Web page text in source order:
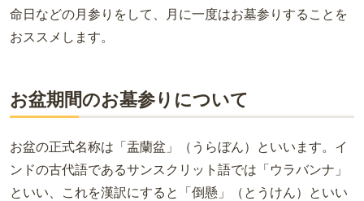
命日などの月参りをして、月に一度はお墓参りすることを
おススメします。
お盆期間のお墓参りについて
お盆の正式名称は「盂蘭盆」（うらぼん）といいます。イ
ンドの古代語であるサンスクリット語では「ウラバンナ」
といい、これを漢訳にすると「倒懸」（とうけん）といい